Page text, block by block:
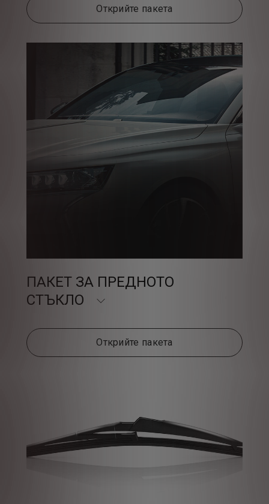
Открийте пакета
ПАКЕТ ЗА ПРЕДНОТО
СТЪКЛО
Открийте пакета